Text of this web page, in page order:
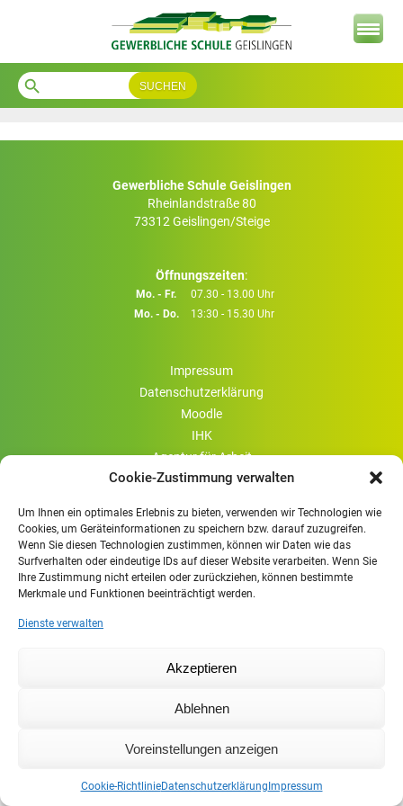
Cookie-Zustimmung verwalten
Um Ihnen ein optimales Erlebnis zu bieten, verwenden wir Technologien wie
Cookies, um Geräteinformationen zu speichern bzw. darauf zuzugreifen.
Wenn Sie diesen Technologien zustimmen, können wir Daten wie das
Surfverhalten oder eindeutige IDs auf dieser Website verarbeiten. Wenn Sie
Ihre Zustimmung nicht erteilen oder zurückziehen, können bestimmte
Merkmale und Funktionen beeinträchtigt werden.
Dienste verwalten
Akzeptieren
Ablehnen
Voreinstellungen anzeigen
Cookie-RichtlinieDatenschutzerklärung Impressum
search
Autor:nimda
Beitragsnavigation
Ältere Beiträge Neuere Beiträge
Gewerbliche Schule Geislingen
Rheinlandstraße 80
73312 Geislingen/Steige
Öffnungszeiten:
Mo. - Fr.
07.30 - 13.00 Uhr
Mo. - Do.
13:30 - 15.30 Uhr
Impressum
Datenschutzerklärung
Moodle
IHK
Agentur für Arbeit
Cookie-Richtlinie (EU)